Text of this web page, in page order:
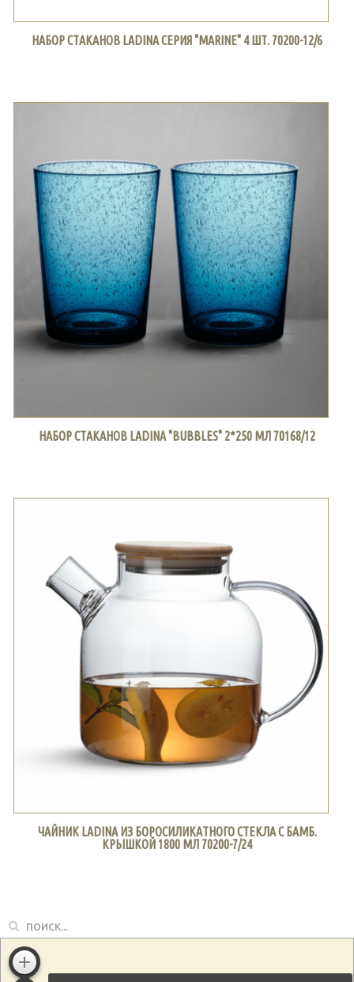
НАБОР СТАКАНОВ LADINA СЕРИЯ "MARINE" 4 ШТ. 70200-12/6
НАБОР СТАКАНОВ LADINA "BUBBLES" 2*250 МЛ 70168/12
ЧАЙНИК LADINA ИЗ БОРОСИЛИКАТНОГО СТЕКЛА С БАМБ.
КРЫШКОЙ 1800 МЛ 70200-7/24